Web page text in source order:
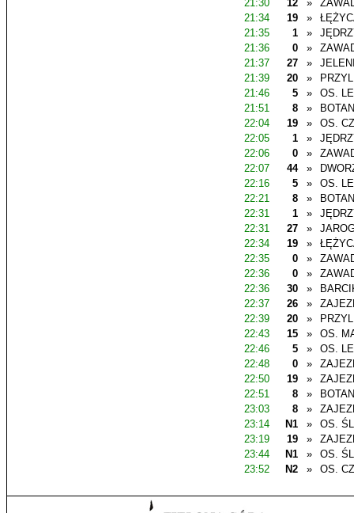
21:30 12 »
21:34
19 »
21:35
1 »
21:36
0 »
21:37
27 »
21:39
20 »
21:46
5 »
OS.
21:51
8 »
22:04
19 »
OS.
22:05
1 »
22:06
0 »
22:07
44 »
22:16
5 »
OS.
22:21
8 »
22:31
1 »
22:31
27 »
22:34
19 »
22:35
0 »
22:36
0 »
22:36
30 »
22:37
26 »
22:39
20 »
22:43
15 »
OS.
22:46
5 »
OS.
22:48
0 »
22:50
19 »
22:51
8 »
23:03
8 »
23:14
N1 »
OS.
23:19
19 »
23:44
N1 »
OS.
23:52
N2 » OS.